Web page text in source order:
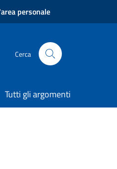
personale
Cerca
Tutti gli argomenti